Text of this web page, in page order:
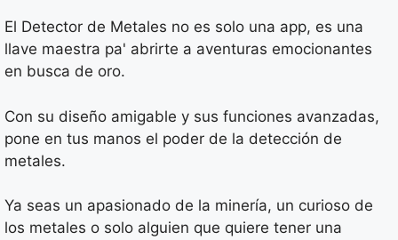
El Detector de Metales no es solo una app, es una
llave maestra pa' abrirte a aventuras emocionantes
en busca de oro.
Con su diseño amigable y sus funciones avanzadas,
pone en tus manos el poder de la detección de
metales.
Ya seas un apasionado de la minería, un curioso de
los metales o solo alguien que quiere tener una